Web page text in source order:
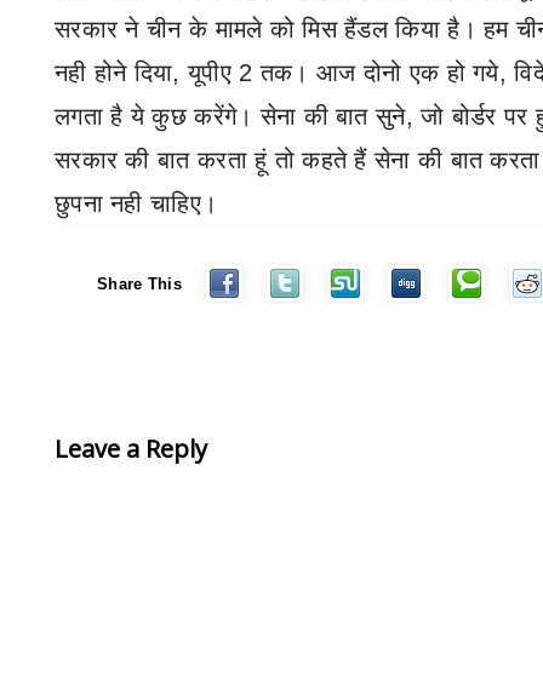
सरकार ने चीन के मामले को मिस हैंडल किया है। हम
नही होने दिया,यूपीए 2तक। आज दोनो एक हो गये,
लगता है ये कुछ करेंगे। सेना की बात सुने,जो बोर्डर
सरकार की बात करता हूं तो कहते हैं सेना की बात
छुपना नही चाहिए।
Share This
Leave a Reply